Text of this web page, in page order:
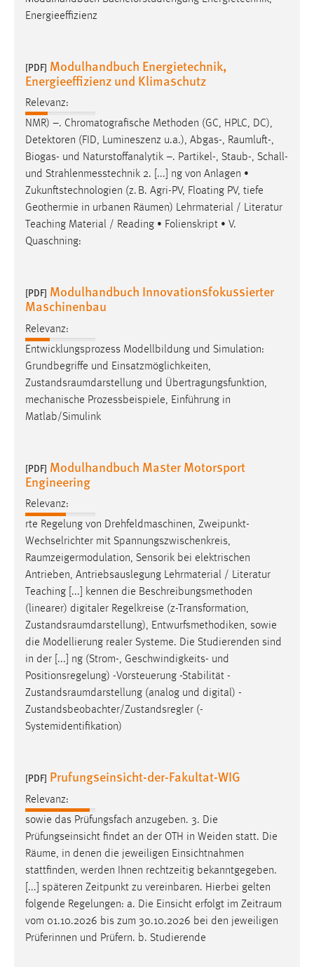
Energieeffizienz
[PDF] Modulhandbuch Energietechnik,
Energieeffizienz und Klimaschutz
Relevanz:
NMR) –. Chromatografische Methoden (GC, HPLC, DC),
Detektoren (FID, Lumineszenz u.a.), Abgas-, Raumluft-,
Biogas- und Naturstoffanalytik –. Partikel-, Staub-, Schall-
und Strahlenmesstechnik 2. [...] ng von Anlagen •
Zukunftstechnologien (z. B. Agri-PV, Floating PV, tiefe
Geothermie in urbanen Räumen) Lehrmaterial / Literatur
Teaching Material / Reading • Folienskript • V.
Quaschning:
[PDF] Modulhandbuch Innovationsfokussierter
Maschinenbau
Relevanz:
Entwicklungsprozess Modellbildung und Simulation:
Grundbegriffe und Einsatzmöglichkeiten,
Zustandsraumdarstellung und Übertragungsfunktion,
mechanische Prozessbeispiele, Einführung in
Matlab/Simulink
[PDF] Modulhandbuch Master Motorsport
Engineering
Relevanz:
rte Regelung von Drehfeldmaschinen, Zweipunkt-
Wechselrichter mit Spannungszwischenkreis,
Raumzeigermodulation, Sensorik bei elektrischen
Antrieben, Antriebsauslegung Lehrmaterial / Literatur
Teaching [...] kennen die Beschreibungsmethoden
(linearer) digitaler Regelkreise (z-Transformation,
Zustandsraumdarstellung), Entwurfsmethodiken, sowie
die Modellierung realer Systeme. Die Studierenden sind
in der [...] ng (Strom-, Geschwindigkeits- und
Positionsregelung) -Vorsteuerung -Stabilität -
Zustandsraumdarstellung (analog und digital) -
Zustandsbeobachter/Zustandsregler (-
Systemidentifikation)
[PDF] Prufungseinsicht-der-Fakultat-WIG
Relevanz:
sowie das Prüfungsfach anzugeben. 3. Die
Prüfungseinsicht findet an der OTH in Weiden statt. Die
Räume, in denen die jeweiligen Einsichtnahmen
stattfinden, werden Ihnen rechtzeitig bekanntgegeben.
[...] späteren Zeitpunkt zu vereinbaren. Hierbei gelten
folgende Regelungen: a. Die Einsicht erfolgt im Zeitraum
vom 01.10.2026 bis zum 30.10.2026 bei den jeweiligen
Prüferinnen und Prüfern. b. Studierende